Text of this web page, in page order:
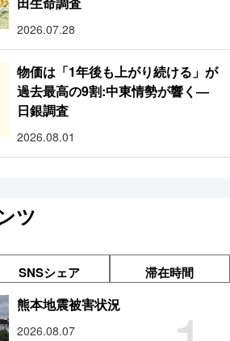
2026.07.28
物価は「1年後も上がり続ける」が
過去最高の9割:中東情勢が響く―
日銀調査
2026.08.01
ツ
SNSシェア 滞在時間
熊本地震被害状況
2026.08.07